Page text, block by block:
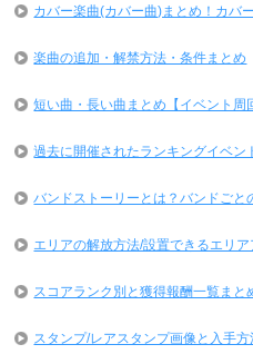
カバー楽曲(カバー曲)まとめ！カバ
楽曲の追加・解禁方法・条件まとめ
短い曲・長い曲まとめ【イベント周
過去に開催されたランキングイベン
バンドストーリーとは？バンドごと
エリアの解放方法/設置できるエリ
スコアランク別と獲得報酬一覧まと
スタンプ/レアスタンプ画像と入手方